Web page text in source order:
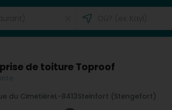
de toiture Toproof
du CimetièreL-8413Steinfort (Stengefort)